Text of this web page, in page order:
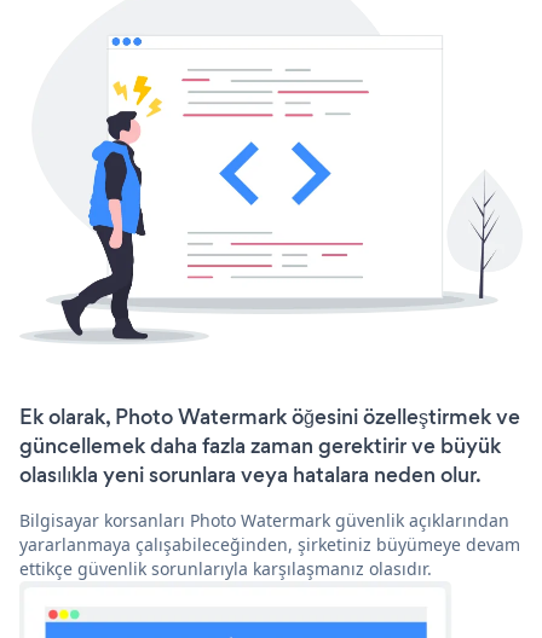
Ek olarak, Photo Watermark öğesini özelleştirmek ve
güncellemek daha fazla zaman gerektirir ve büyük
olasılıkla yeni sorunlara veya hatalara neden olur.
Bilgisayar korsanları Photo Watermark güvenlik açıklarından
yararlanmaya çalışabileceğinden, şirketiniz büyümeye devam
ettikçe güvenlik sorunlarıyla karşılaşmanız olasıdır.